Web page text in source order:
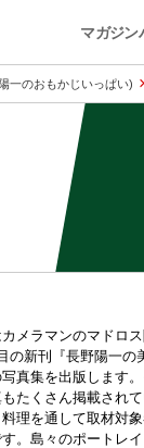
マガジン
一のおもかじいっぱい)
メラマンのマドロ
の新刊『長野陽一の
真集を出版します
たくさん掲載され
料理を通して取材対
す。島々のポートレ